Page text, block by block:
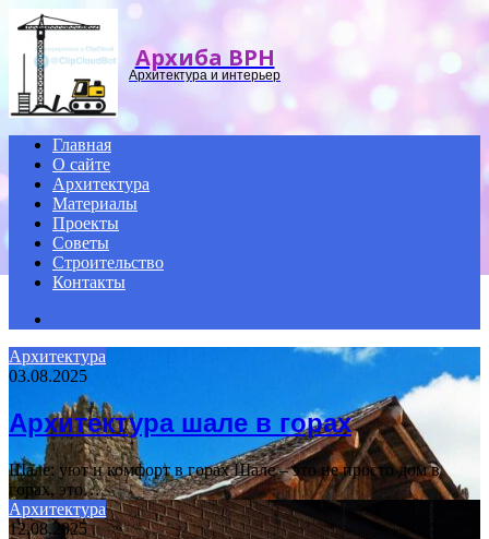
Архиба ВРН
Архитектура и интерьер
Главная
О сайте
Архитектура
Материалы
Проекты
Советы
Строительство
Контакты
Архитектура
03.08.2025
Архитектура шале в горах
Шале: уют и комфорт в горах Шале – это не просто дом в
горах, это…
Архитектура
12.08.2025